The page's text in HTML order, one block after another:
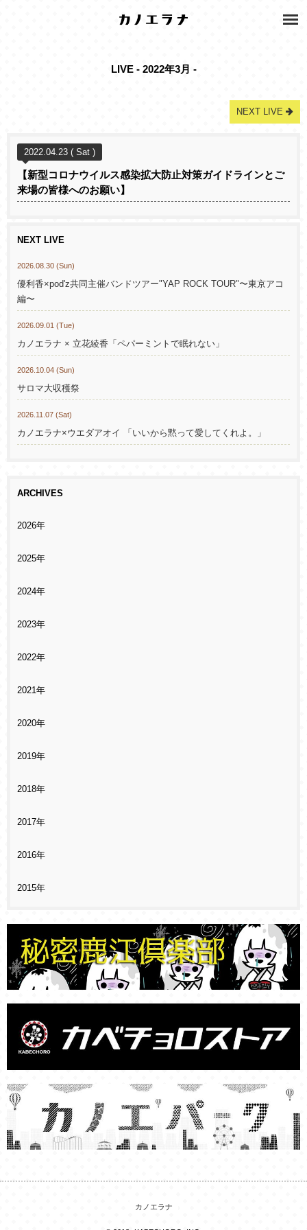
LIVE - 2022年3月 -
NEXT LIVE
2022.04.23 ( Sat )
【新型コロナウイルス感染拡大防止対策ガイドラインとご
来場の皆様へのお願い】
NEXT LIVE
2026.08.30 (Sun)
優利香×pod'z共同主催バンドツアー"YAP ROCK TOUR"〜東京アコ
編〜
2026.09.01 (Tue)
カノエラナ × 立花綾香「ペパーミントで眠れない」
2026.10.04 (Sun)
サロマ大収穫祭
2026.11.07 (Sat)
カノエラナ×ウエダアオイ 「いいから黙って愛してくれよ。」
ARCHIVES
2026年
2025年
2024年
2023年
2022年
2021年
2020年
2019年
2018年
2017年
2016年
2015年
カノエラナ